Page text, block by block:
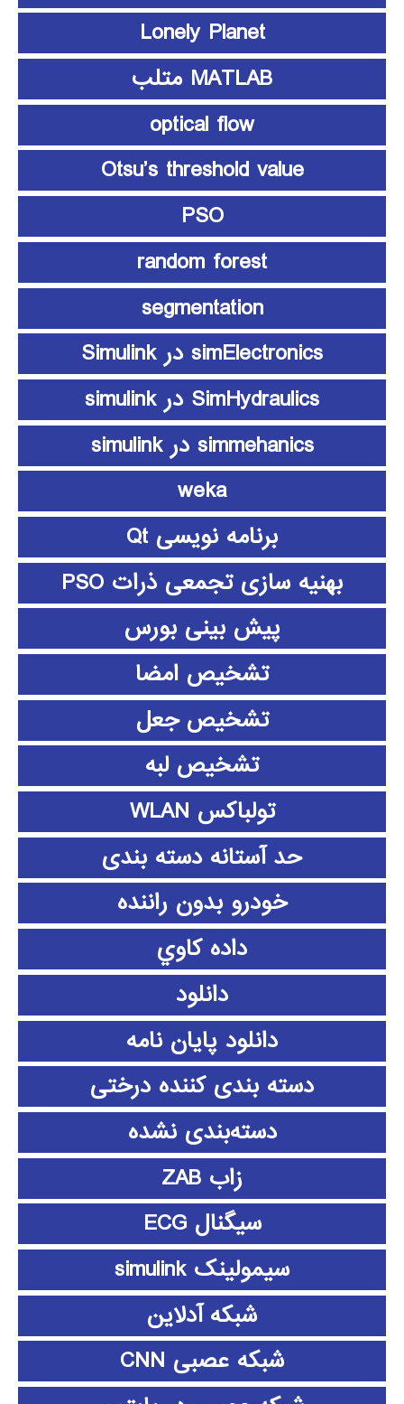
Lonely Planet
MATLAB متلب
optical flow
Otsu’s threshold value
PSO
random forest
segmentation
simElectronics در Simulink
SimHydraulics در simulink
simmehanics در simulink
weka
برنامه نویسی Qt
بهنیه سازی تجمعی ذرات PSO
پیش بینی بورس
تشخیص امضا
تشخیص جعل
تشخیص لبه
تولباکس WLAN
حد آستانه دسته بندی
خودرو بدون راننده
داده كاوي
دانلود
دانلود پايان نامه
دسته بندی کننده درختی
دسته‌بندی نشده
زاب ZAB
سیگنال ECG
سیمولینک simulink
شبکه آدلاین
شبکه عصبی CNN